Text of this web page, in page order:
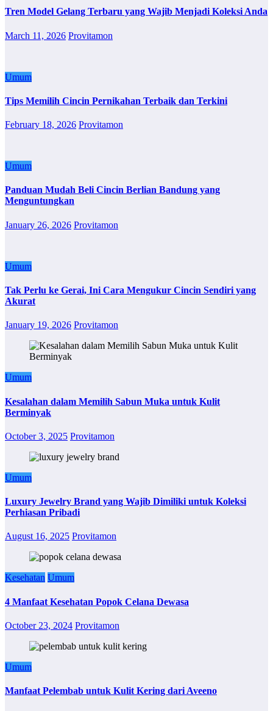
Tren Model Gelang Terbaru yang Wajib Menjadi Koleksi Anda
March 11, 2026 Provitamon
Umum
Tips Memilih Cincin Pernikahan Terbaik dan Terkini
February 18, 2026 Provitamon
Umum
Panduan Mudah Beli Cincin Berlian Bandung yang
Menguntungkan
January 26, 2026 Provitamon
Umum
Tak Perlu ke Gerai, Ini Cara Mengukur Cincin Sendiri yang
Akurat
January 19, 2026 Provitamon
Umum
Kesalahan dalam Memilih Sabun Muka untuk Kulit
Berminyak
October 3, 2025 Provitamon
Umum
Luxury Jewelry Brand yang Wajib Dimiliki untuk Koleksi
Perhiasan Pribadi
August 16, 2025 Provitamon
Kesehatan Umum
4 Manfaat Kesehatan Popok Celana Dewasa
October 23, 2024 Provitamon
Umum
Manfaat Pelembab untuk Kulit Kering dari Aveeno